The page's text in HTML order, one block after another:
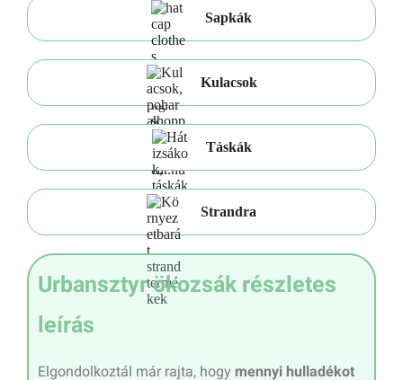
Sapkák
Kulacsok
Táskák
Strandra
Urbansztyr ökozsák részletes
leírás
Elgondolkoztál már rajta, hogy mennyi hulladékot